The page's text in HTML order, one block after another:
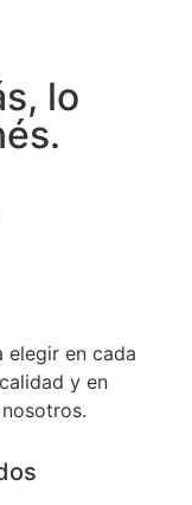
lo
elegir en cada
y en